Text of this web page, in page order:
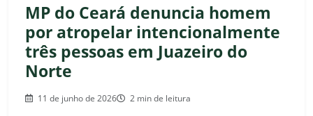
MP do Ceará denuncia homem
por atropelar intencionalmente
três pessoas em Juazeiro do
Norte
11 de junho de 2026 2 min de leitura